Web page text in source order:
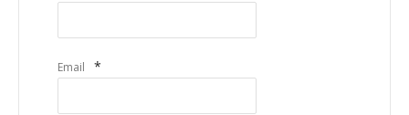
Email *